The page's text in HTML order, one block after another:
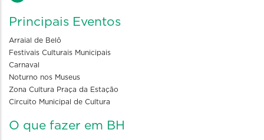
Principais Eventos
Arraial de Belô
Festivais Culturais Municipais
Carnaval
Noturno nos Museus
Zona Cultura Praça da Estação
Circuito Municipal de Cultura
O que fazer em BH